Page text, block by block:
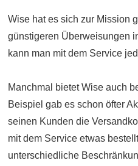
Wise hat es sich zur Mission
günstigeren Überweisungen
kann man mit dem Service
Manchmal bietet Wise auch
Beispiel gab es schon öfter
seinen Kunden die
mit dem Service etwas
unterschiedliche